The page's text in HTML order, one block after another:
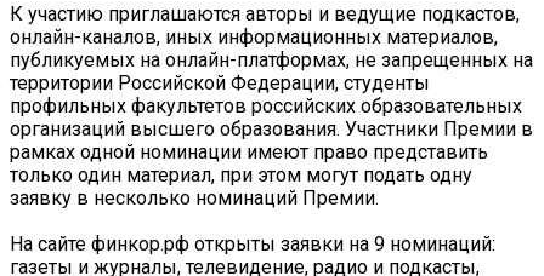
К участию приглашаются авторы и ведущие подкастов,
онлайн-каналов, иных информационных материалов,
публикуемых на онлайн-платформах, не запрещенных на
территории Российской Федерации, студенты
профильных факультетов российских образовательных
организаций высшего образования. Участники Премии в
рамках одной номинации имеют право представить
только один материал, при этом могут подать одну
заявку в несколько номинаций Премии.
На сайте финкор.рф открыты заявки на 9 номинаций:
газеты и журналы, телевидение, радио и подкасты,